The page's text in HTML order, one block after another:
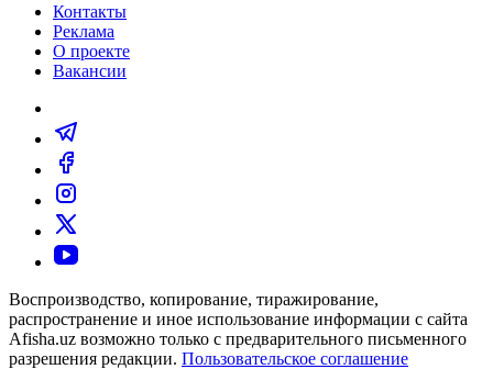
Контакты
Реклама
О проекте
Вакансии
Воспроизводство, копирование, тиражирование,
распространение и иное использование информации с сайта
Afisha.uz возможно только с предварительного письменного
разрешения редакции. Пользовательское соглашение